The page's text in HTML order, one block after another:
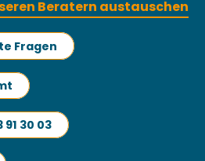
Beratern austauschen
Fragen
91 30 03